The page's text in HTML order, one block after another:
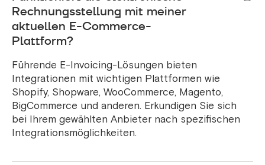
Rechnungsstellung mit meiner
aktuellen E-Commerce-
Plattform?
Führende E-Invoicing-Lösungen bieten
Integrationen mit wichtigen Plattformen wie
Shopify, Shopware, WooCommerce, Magento,
BigCommerce und anderen. Erkundigen Sie sich
bei Ihrem gewählten Anbieter nach spezifischen
Integrationsmöglichkeiten.